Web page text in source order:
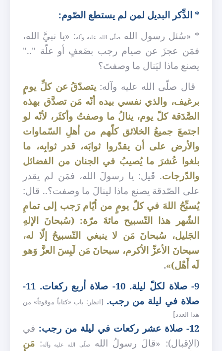
* الذِّكر البديل لمن لم يستطع الصّوم:
* «سُئل رسول اللهصلّى الله عليه وآله: «يا نبيَّ الله،
فمَن عجزَ عن صيام رجب بضَعفٍ أو علّة ".."
يصنع ماذا ليَنال ما وصفتَ؟
قال صلّى الله عليه وآله: يتصدّقُ عن كلِّ يومٍ
برغيف، والذي نفسي بيده أنّه مَن تصدَّق بهذه
الصَّدَقة كلّ يوم، ينالُ ما وصفتُ وأكثَر، لأنّه لو
اجتمعَ جميعُ الخلائق كلّهم من أهلِ السّماوات
والأرض على أن يقدّروا ثوابَه، قدر ثوابِه، ما
بلغوا عُشرَ ما يُصيبُ في الجنان من الفضائل
والدّرجات. قَيل: يا رسولَ الله، فمَن لم يقدر
على الصّدقة يصنع ماذا لينالَ ما وصفت؟.. قال:
يُسبِّحُ اللهَ في كلّ يومٍ من أيّام رَجب إلى تمامِ
الشّهر هذا التّسبيح مائةَ مرّة: (سُبحانَ الإلهِ
الجَليل، سُبحانَ مَن لا ينبغي التّسبيحُ إلّا له،
سبحانَ الأعزِّ الأكرم، سبحانَ مَن لَبِسَ العزَّ وَهو
لَه أَهْل)».
9- صلاة لكلّ ليلة.
10- صلاة أربع ركعات.
11-
صلاة في ليلة من رجب. [انظر: باب «كتاباً موقوتاً» من
هذا العدد]
12- صلاة عشر ركعات في ليلة من رجب:
في
(الإقبال): «قالَ رسولُ اللهصلّى الله عليه وآله: مَن